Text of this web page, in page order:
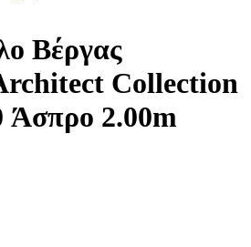
Βέργας
Collection
Άσπρο 2.00m